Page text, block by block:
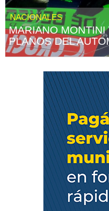
NACIONALES
MARIANO MONTINI
PLANOS DEL